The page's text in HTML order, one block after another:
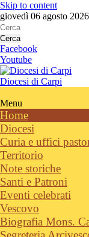
Skip to content
giovedì 06 agosto
Cerca
Facebook
Youtube
Diocesi di Carpi
Menu
Home
Diocesi
Curia e uffici
Territorio
Note storiche
Santi e Patroni
Eventi celebrati
Vescovo
Biografia Mons.